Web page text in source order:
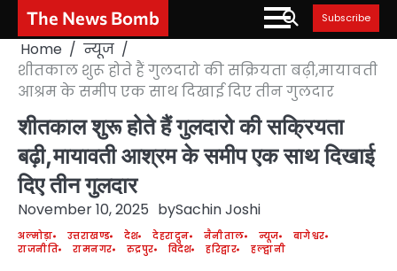
Skip
content
The News Bomb Subscribe
Home
न्यूज
शीतकाल शुरू होते हैं गुलदारो की सक्रियता बढ़ी,मायावती
आश्रम के समीप एक साथ दिखाई दिए तीन गुलदार
शीतकाल शुरू होते हैं गुलदारो की सक्रियता
बढ़ी,मायावती आश्रम के समीप एक साथ दिखाई
दिए तीन गुलदार
November 10, 2025 bySachin Joshi
अल्मोड़ा उत्तराखण्ड देश देहरादून नैनीताल न्यूज
बागेश्वर
राजनीति
रामनगर रुद्रपुर विदेश हरिद्वार हल्द्वानी